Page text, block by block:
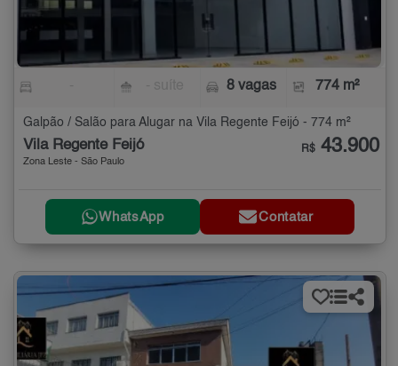
8 vagas 774 m²
Galpão / Salão para Alugar na Vila Regente Feijó - 774 m²
Vila Regente Feijó
Zona Leste - São Paulo
R$ 43.900
WhatsApp Contatar